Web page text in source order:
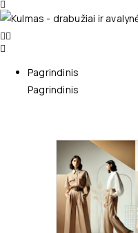
Pagrindinis
Pagrindinis